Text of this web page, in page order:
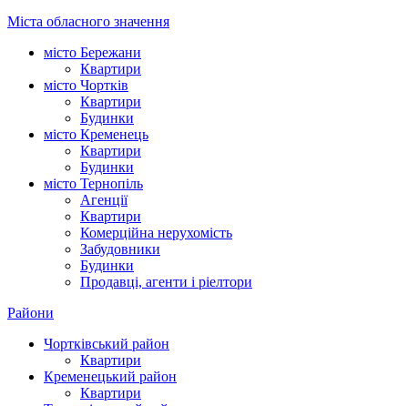
Міста обласного значення
місто Бережани
Квартири
місто Чортків
Квартири
Будинки
місто Кременець
Квартири
Будинки
місто Тернопіль
Агенції
Квартири
Комерційна нерухомість
Забудовники
Будинки
Продавці, агенти і ріелтори
Райони
Чортківський район
Квартири
Кременецький район
Квартири